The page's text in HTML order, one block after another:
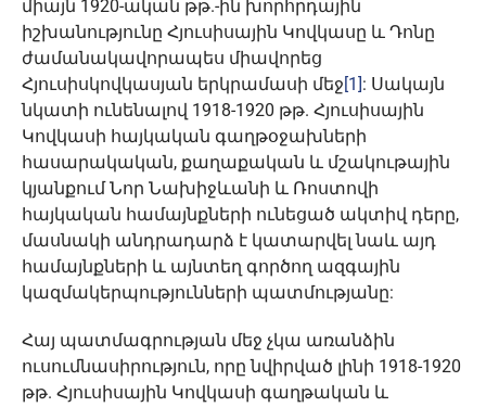
միայն 1920-ական թթ.-ին խորհրդային
իշխանությունը Հյուսիսային Կովկասը և Դոնը
ժամանակավորապես միավորեց
Հյուսիսկովկասյան երկրամասի մեջ[1]: Սակայն
նկատի ունենալով 1918-1920 թթ. Հյուսիսային
Կովկասի հայկական գաղթօջախների
հասարակական, քաղաքական և մշակութային
կյանքում Նոր Նախիջևանի և Ռոստովի
հայկական համայնքների ունեցած ակտիվ դերը,
մասնակի անդրադարձ է կատարվել նաև այդ
համայնքների և այնտեղ գործող ազգային
կազմակերպությունների պատմությանը:
Հայ պատմագրության մեջ չկա առանձին
ուսումնասիրություն, որը նվիրված լինի 1918-1920
թթ. Հյուսիսային Կովկասի գաղթական և